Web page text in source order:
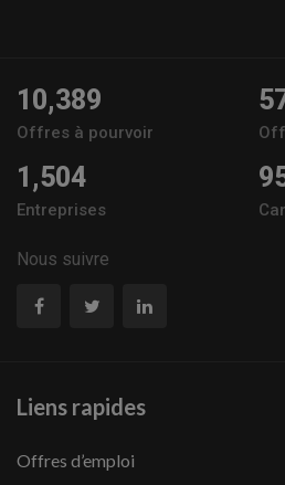
10,389
Offres à pourvoir
1,504
Entreprises
Nous suivre
Liens rapides
Offres d’emploi